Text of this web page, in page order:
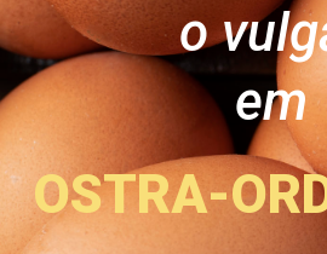
o
em
OSTRA-